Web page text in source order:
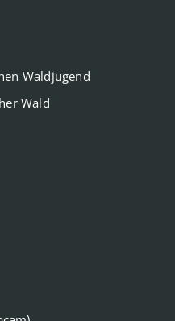
Waldjugend
Wald